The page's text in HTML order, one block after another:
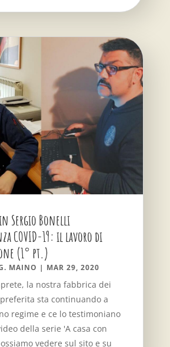
Sergio Bonelli
COVID-19: il lavoro di
(1° pt.)
MAINO | MAR 29, 2020
la nostra fabbrica dei
sta continuando a
regime e ce lo testimoniano
della serie 'A casa con
vedere sul sito e su